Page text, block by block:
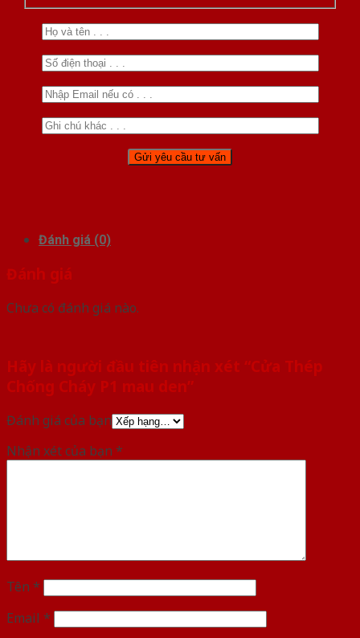
Đánh giá (0)
Đánh giá
Chưa có đánh giá nào.
Hãy là người đầu tiên nhận xét “Cửa Thép
Chống Cháy P1 mau den”
Đánh giá của bạn
Nhận xét của bạn *
Tên *
Email *